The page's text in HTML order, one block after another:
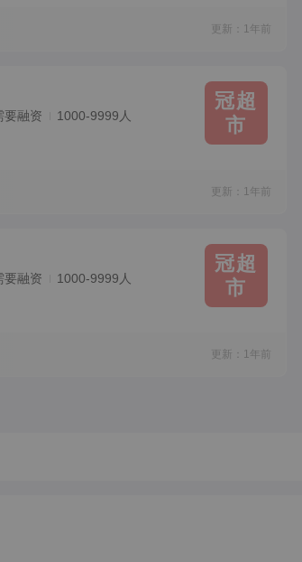
更新：1年前
要融资 1000-9999人
冠超
市
更新：1年前
要融资 1000-9999人
冠超
市
更新：1年前